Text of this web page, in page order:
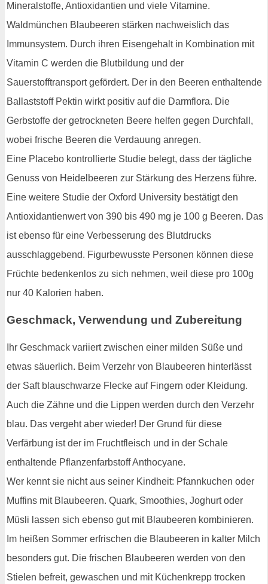
Mineralstoffe, Antioxidantien und viele Vitamine.
Waldmünchen Blaubeeren stärken nachweislich das
Immunsystem. Durch ihren Eisengehalt in Kombination mit
Vitamin C werden die Blutbildung und der
Sauerstofftransport gefördert. Der in den Beeren enthaltende
Ballaststoff Pektin wirkt positiv auf die Darmflora. Die
Gerbstoffe der getrockneten Beere helfen gegen Durchfall,
wobei frische Beeren die Verdauung anregen.
Eine Placebo kontrollierte Studie belegt, dass der tägliche
Genuss von Heidelbeeren zur Stärkung des Herzens führe.
Eine weitere Studie der Oxford University bestätigt den
Antioxidantienwert von 390 bis 490 mg je 100 g Beeren. Das
ist ebenso für eine Verbesserung des Blutdrucks
ausschlaggebend. Figurbewusste Personen können diese
Früchte bedenkenlos zu sich nehmen, weil diese pro 100g
nur 40 Kalorien haben.
Geschmack, Verwendung und Zubereitung
Ihr Geschmack variiert zwischen einer milden Süße und
etwas säuerlich. Beim Verzehr von Blaubeeren hinterlässt
der Saft blauschwarze Flecke auf Fingern oder Kleidung.
Auch die Zähne und die Lippen werden durch den Verzehr
blau. Das vergeht aber wieder! Der Grund für diese
Verfärbung ist der im Fruchtfleisch und in der Schale
enthaltende Pflanzenfarbstoff Anthocyane.
Wer kennt sie nicht aus seiner Kindheit: Pfannkuchen oder
Muffins mit Blaubeeren. Quark, Smoothies, Joghurt oder
Müsli lassen sich ebenso gut mit Blaubeeren kombinieren.
Im heißen Sommer erfrischen die Blaubeeren in kalter Milch
besonders gut. Die frischen Blaubeeren werden von den
Stielen befreit, gewaschen und mit Küchenkrepp trocken